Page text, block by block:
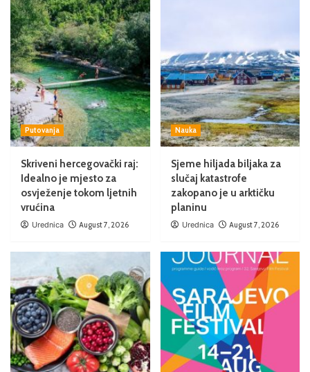
Putovanja
Skriveni hercegovački raj:
Idealno je mjesto za
osvježenje tokom ljetnih
vrućina
Urednica August 7, 2026
Nauka
Sjeme hiljada biljaka za
slučaj katastrofe
zakopano je u arktičku
planinu
Urednica August 7, 2026